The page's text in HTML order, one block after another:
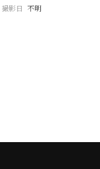
撮影日 不明